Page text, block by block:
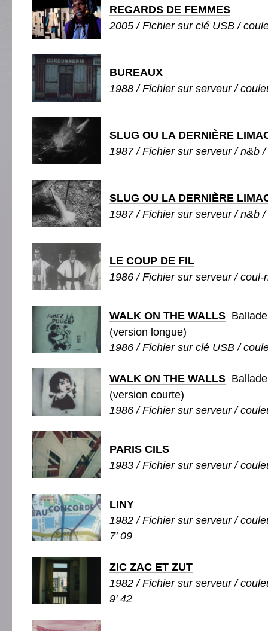
REGARDS DE FEMMES
2005 / Fichier sur clé USB /
BUREAUX
1988 / Fichier sur serveur /
SLUG OU LA DERNIÈRE
1987 / Fichier sur serveur / n&b
SLUG OU LA DERNIÈRE
1987 / Fichier sur serveur / n&b
LE COUP DE FIL
1986 / Fichier sur serveur / coul-
WALK ON THE WALLS
(version longue)
1986 / Fichier sur clé USB /
WALK ON THE WALLS
(version courte)
1986 / Fichier sur serveur /
PARIS CILS
1983 / Fichier sur serveur /
LINY
1982 / Fichier sur serveur /
7' 09
ZIC ZAC ET ZUT
1982 / Fichier sur serveur /
9' 42